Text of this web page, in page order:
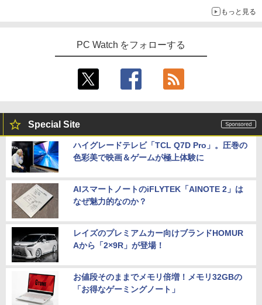
もっと見る
PC Watch をフォローする
Special Site
ハイグレードテレビ「TCL Q7D Pro」。圧巻の
色彩美で映画＆ゲームが極上体験に
AIスマートノートのiFLYTEK「AINOTE 2」は
なぜ魅力的なのか？
レイズのプレミアムカー向けブランドHOMUR
Aから「2×9R」が登場！
お値段そのままでメモリ倍増！メモリ32GBの
「お得なゲーミングノート」